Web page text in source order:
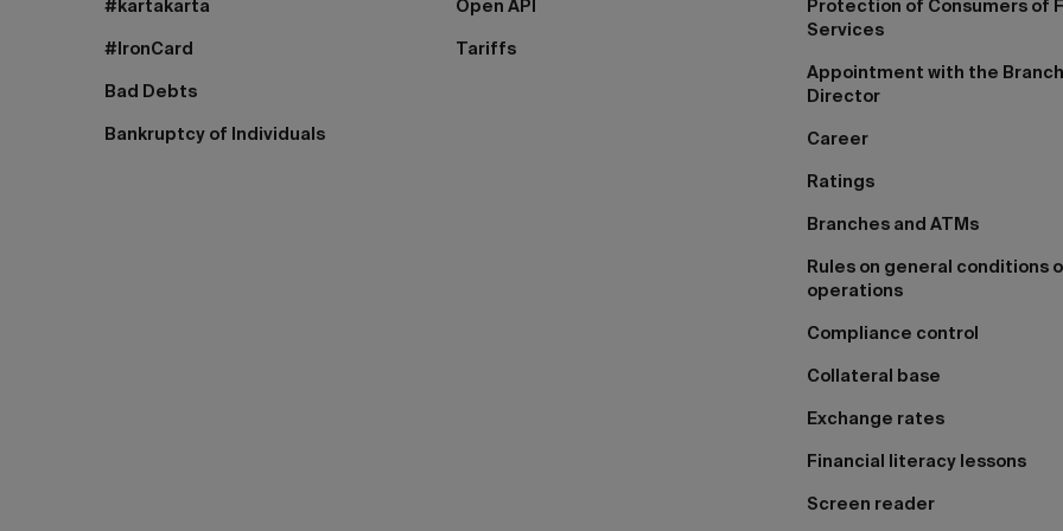
#kartakarta
#IronCard
Bad Debts
Bankruptcy of Individuals
Open API
Tariffs
Protection of Consumers of
Services
Appointment with the Branch
Director
Career
Ratings
Branches and ATMs
Rules on general conditions
operations
Compliance control
Collateral base
Exchange rates
Financial literacy lessons
Screen reader